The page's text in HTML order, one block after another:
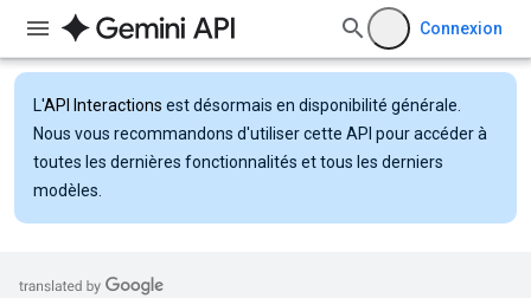
Connexion
L'API Interactions est désormais en disponibilité générale.
Nous vous recommandons d'utiliser cette API pour accéder à
toutes les dernières fonctionnalités et tous les derniers
modèles.